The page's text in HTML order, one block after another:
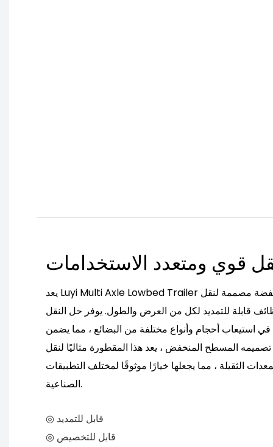
قوي ومتعدد الاستخدامات
يعد Luyi Multi Axle Lowbed Trailer نوعًا من مقطورة محمولة منخفضة مصممة لنقل
قابلة للتمديد لكل من العرض والطول. يوفر حل النقل
في استيعاب أحجام وأنواع مختلفة من البضائع ، مما يضمن
المسطح المنخفض ، يعد هذا المقطورة مثاليًا لنقل
الثقيلة ، مما يجعلها خيارًا موثوقًا لمختلف التطبيقات
الصناعية.
◎ قابل للتمديد
◎ قابل للتخصيص